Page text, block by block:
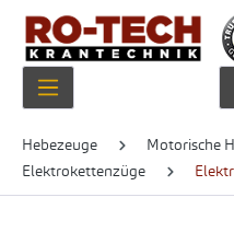
Zum Hauptinhalt springen
Hebezeuge
Motorische
Elektrokettenzüge